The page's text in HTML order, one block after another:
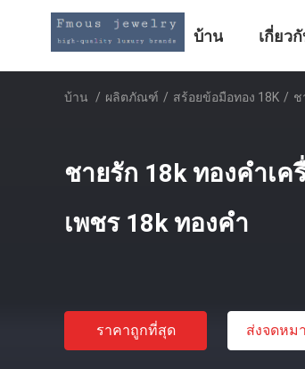
บ้าน เกี่ยว
บ้าน / ผลิตภัณฑ์ / สร้อยข้อมือทอง 18K / ช
ชายรัก 18k ทองคําเ
เพชร 18k ทองคํา
ราคาถูกที่สุด ส่งจดหม